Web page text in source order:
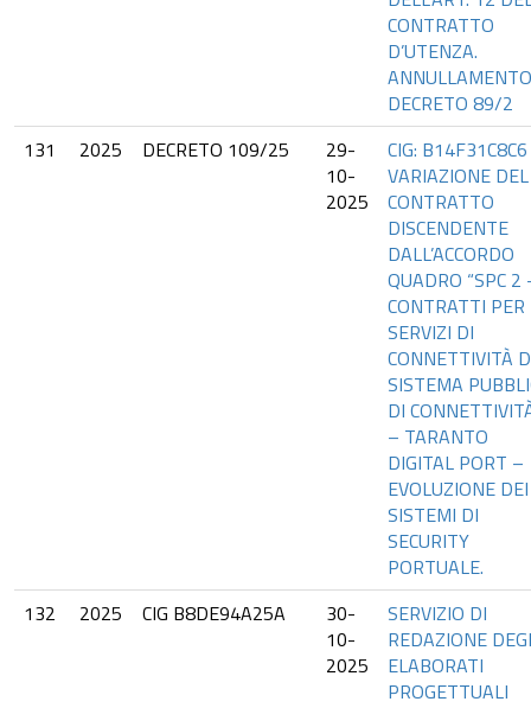
CONTRATTO
D’UTENZA.
ANNULLAMENTO
DECRETO 89/2
131
2025 DECRETO 109/25
29-
10-
2025
CIG:
VARIAZIONE DEL
CONTRATTO
DISCENDENTE
DALL’ACCORDO
QUADRO “SPC 2
CONTRATTI PER
SERVIZI DI
CONNETTIVITÀ
SISTEMA
DI
– TARANTO
DIGITAL PORT –
EVOLUZIONE DEI
SISTEMI DI
SECURITY
PORTUALE.
132
2025 CIG B8DE94A25A
30-
10-
2025
SERVIZIO DI
REDAZIONE
ELABORATI
PROGETTUALI